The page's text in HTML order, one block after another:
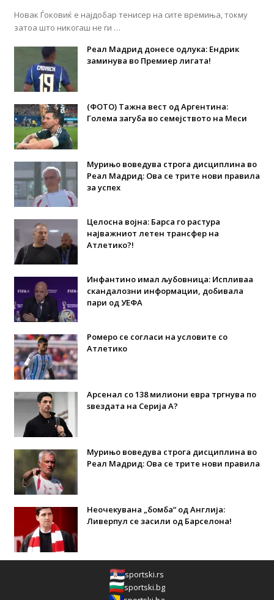
Новак Ѓоковиќ е најдобар тенисер на сите времиња, токму
затоа што никогаш не ги …
Реал Мадрид донесе одлука: Eндрик
заминува во Премиер лигата!
(ФОТО) Тажна вест од Аргентина:
Голема загуба во семејството на Меси
Мурињо воведува строга дисциплина во
Реал Мадрид: Ова се трите нови правила
за успех
Целосна војна: Барса го растура
најважниот летен трансфер на
Атлетико?!
Инфантино имал љубовница: Испливаа
скандалозни информации, добивала
пари од УЕФА
Ромеро се согласи на условите со
Атлетико
Арсенал со 138 милиони евра тргнува по
ѕвездата на Серија А?
Мурињо воведува строга дисциплина во
Реал Мадрид: Ова се трите нови правила
Неочекувана „бомба“ од Англија:
Ливерпул се засили од Барселона!
sportski.rs
sportski.bg